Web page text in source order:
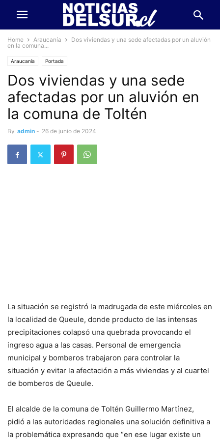
Home Araucanía
Dos viviendas y una sede afectadas por un aluvión
en la comuna...
Araucanía Portada
Dos viviendas y una sede
afectadas por un aluvión en
la comuna de Toltén
By admin - 26 de junio de 2024
La situación se registró la madrugada de este miércoles en
la localidad de Queule, donde producto de las intensas
precipitaciones colapsó una quebrada provocando el
ingreso agua a las casas. Personal de emergencia
municipal y bomberos trabajaron para controlar la
situación y evitar la afectación a más viviendas y al cuartel
de bomberos de Queule.
El alcalde de la comuna de Toltén Guillermo Martínez,
pidió a las autoridades regionales una solución definitiva a
la problemática expresando que “en ese lugar existe un